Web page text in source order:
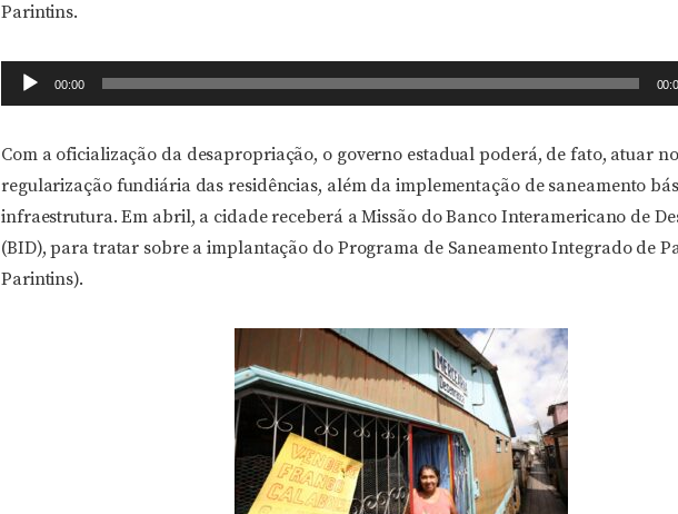
Parintins.
Tocador
de
00:00
Com a oficialização da desapropriação, o governo estadual poderá, de fato, atuar
regularização fundiária das residências, além da implementação de saneamento
infraestrutura. Em abril, a cidade receberá a Missão do Banco Interamericano de
(BID), para tratar sobre a implantação do Programa de Saneamento Integrado de
Parintins).